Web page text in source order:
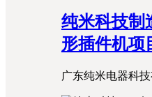
纯米科技制
形插件机项
广东纯米电器科